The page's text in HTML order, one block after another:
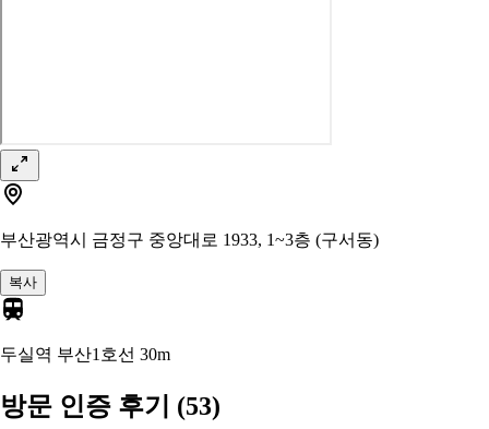
부산광역시 금정구 중앙대로 1933, 1~3층 (구서동)
복사
두실역 부산1호선 30m
방문 인증 후기 (53)